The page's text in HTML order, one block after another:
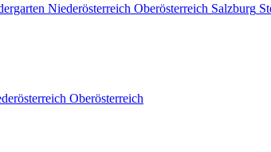
Niederösterreich Oberösterreich Salzburg
Oberösterreich